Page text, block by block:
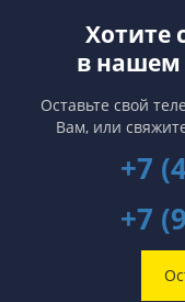
Хотите
в нашем
Оставьте свой
Вам, или
+7
+7